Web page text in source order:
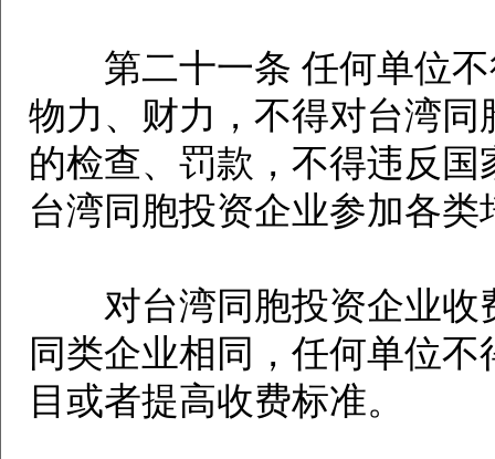
第二十一条 任何单位不
物力、财力，不得对台湾
的检查、罚款，不得违反
台湾同胞投资企业参加各
对台湾同胞投资企业收
同类企业相同，任何单位
目或者提高收费标准。